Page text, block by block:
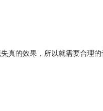
真的效果，所以就需要合理的